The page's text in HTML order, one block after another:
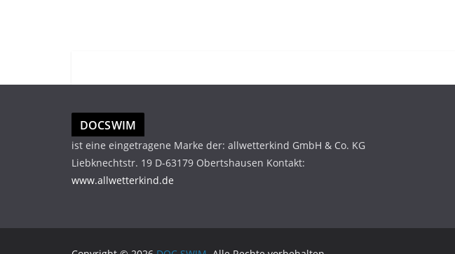
DOCSWIM
ist eine eingetragene Marke der: allwetterkind GmbH & Co. KG
Liebknechtstr. 19 D-63179 Obertshausen Kontakt:
www.allwetterkind.de